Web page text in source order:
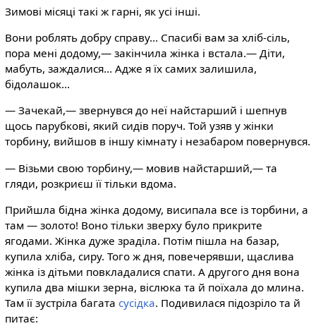
Зимові місяці такі ж гарні, як усі інші.
Вони роблять добру справу... Спасибі вам за хліб-сіль,
пора мені додому,— закінчила жінка і встала.— Діти,
мабуть, заждалися... Адже я їх самих залишила,
бідолашок...
— Зачекай,— звернувся до неї найстарший і шепнув
щось парубкові, який сидів поруч. Той узяв у жінки
торбину, вийшов в іншу кімнату і незабаром повернувся.
— Візьми свою торбину,— мовив найстарший,— та
гляди, розкриєш її тільки вдома.
Прийшла бідна жінка додому, висипала все із торбини, а
там — золото! Воно тільки зверху було прикрите
ягодами. Жінка дуже зраділа. Потім пішла на базар,
купила хліба, сиру. Того ж дня, повечерявши, щаслива
жінка із дітьми повкладалися спати. А другого дня вона
купила два мішки зерна, віслюка та й поїхала до млина.
Там її зустріла багата сусідка. Подивилася підозріло та й
питає: